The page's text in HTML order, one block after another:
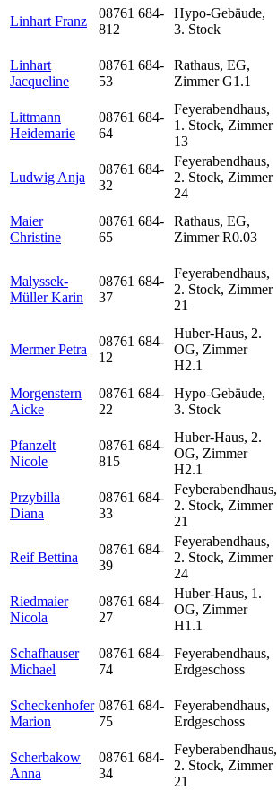
Linhart Franz
08761 684-
812
Hypo-Gebäude,
3. Stock
Linhart
Jacqueline
08761 684-
53
Rathaus, EG,
Zimmer G1.1
Littmann
Heidemarie
08761 684-
64
Feyerabendhaus,
1. Stock, Zimmer
13
Ludwig Anja
08761 684-
32
Feyerabendhaus,
2. Stock, Zimmer
24
Maier
Christine
08761 684-
65
Rathaus, EG,
Zimmer R0.03
Malyssek-
Müller Karin
08761 684-
37
Feyerabendhaus,
2. Stock, Zimmer
21
Mermer Petra
08761 684-
12
Huber-Haus, 2.
OG, Zimmer
H2.1
Morgenstern
Aicke
08761 684-
22
Hypo-Gebäude,
3. Stock
Pfanzelt
Nicole
08761 684-
815
Huber-Haus, 2.
OG, Zimmer
H2.1
Przybilla
Diana
08761 684-
33
Feyberabendhaus,
2. Stock, Zimmer
21
Reif Bettina
08761 684-
39
Feyerabendhaus,
2. Stock, Zimmer
24
Riedmaier
Nicola
08761 684-
27
Huber-Haus, 1.
OG, Zimmer
H1.1
Schafhauser
Michael
08761 684-
74
Feyerabendhaus,
Erdgeschoss
Scheckenhofer
Marion
08761 684-
75
Feyerabendhaus,
Erdgeschoss
Scherbakow
Anna
08761 684-
34
Feyberabendhaus,
2. Stock, Zimmer
21